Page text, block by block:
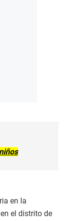
en la
el distrito de